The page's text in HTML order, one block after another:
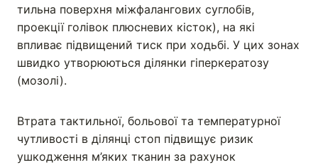
тильна поверхня міжфалангових суглобів,
проекції голівок плюсневих кісток), на які
впливає підвищений тиск при ходьбі. У цих зонах
швидко утворюються ділянки гіперкератозу
(мозолі).
Втрата тактильної, больової та температурної
чутливості в ділянці стоп підвищує ризик
ушкодження м’яких тканин за рахунок